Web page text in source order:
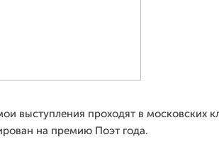
выступления проходят в московских
на премию Поэт года.